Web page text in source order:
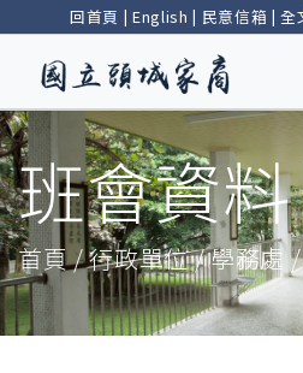
回首頁 | English | 民意信箱 |全
班會資料
首頁 / 行政單位 / 學務處